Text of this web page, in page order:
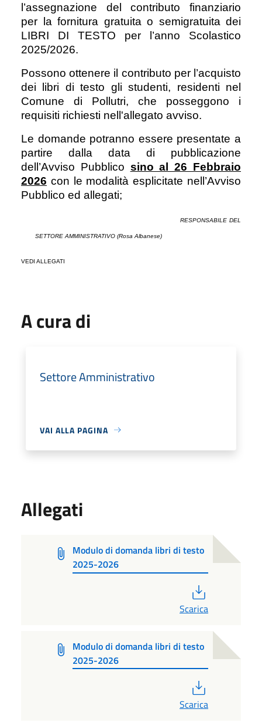
l’assegnazione del contributo finanziario
per la fornitura gratuita o semigratuita dei
LIBRI DI TESTO per l’anno Scolastico
2025/2026.
Possono ottenere il contributo per l’acquisto
dei libri di testo gli studenti, residenti nel
Comune di Pollutri, che posseggono i
requisiti richiesti nell'allegato avviso.
Le domande potranno essere presentate a
partire dalla data di pubblicazione
dell’Avviso Pubblico sino al 26 Febbraio
2026 con le modalità esplicitate nell’Avviso
Pubblico ed allegati;
RESPONSABILE DEL
SETTORE AMMINISTRATIVO (Rosa Albanese)
VEDI ALLEGATI
A cura di
Settore Amministrativo
VAI ALLA PAGINA
Allegati
Modulo di domanda libri di testo
2025-2026
Scarica
Modulo di domanda libri di testo
2025-2026
Scarica